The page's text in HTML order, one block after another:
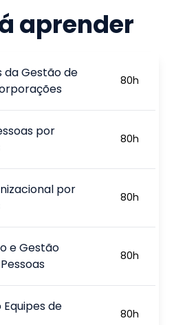
aprender
da Gestão de
80h
por
80h
por
80h
e Gestão
80h
de
80h